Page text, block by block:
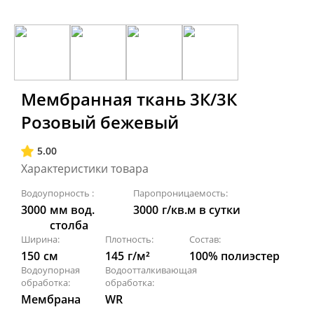
Мембранная ткань 3К/3К
Розовый бежевый
5.00
Характеристики товара
Водоупорность :
3000 мм вод.
столба
Паропроницаемость:
3000 г/кв.м в сутки
Ширина:
150 см
Плотность:
145 г/м²
Состав:
100% полиэстер
Водоупорная
обработка:
Мембрана
Водоотталкивающая
обработка:
WR